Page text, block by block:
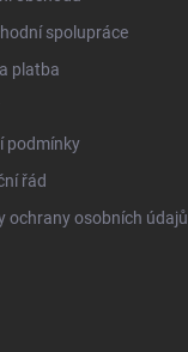
spolupráce
platba
podmínky
řád
ochrany osobních údajů